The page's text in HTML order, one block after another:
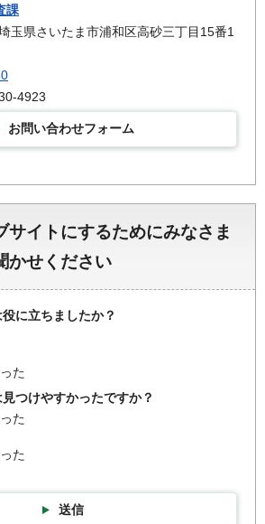
課
玉県さいたま市浦和区高砂三丁目15番1
4923
お問い合わせフォーム
サイトにするためにみなさま
かせください
に立ちましたか？
た
つけやすかったですか？
た
た
送信